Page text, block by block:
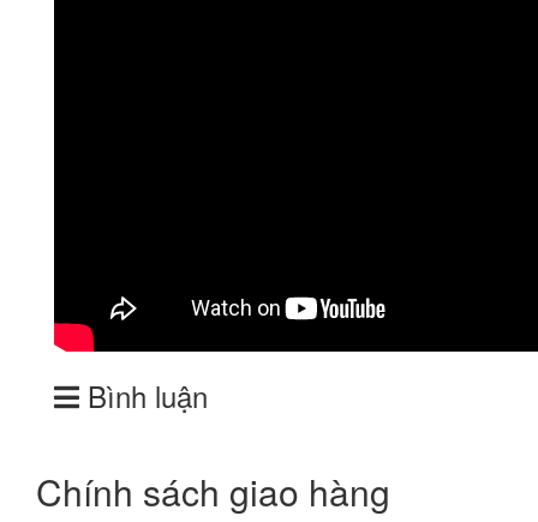
Bình luận
Chính sách giao hàng